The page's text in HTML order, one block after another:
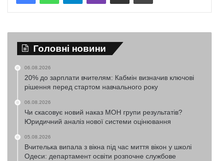
Головні новини
06.08.2026
20% до зарплати вчителям: Кабмін визначив ключові
рішення перед стартом навчального року
06.08.2026
Чи скасовує новий наказ МОН групи результатів?
Юридичний аналіз нової системи оцінювання
05.08.2026
Вчителька випала з вікна під час миття вікон у школі
Одеси: департамент освіти розпочне службове